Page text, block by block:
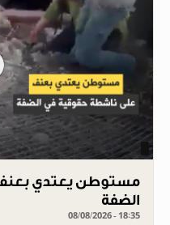
مستوطن يعتدي
الضفة
08/08/2026 - 18:35